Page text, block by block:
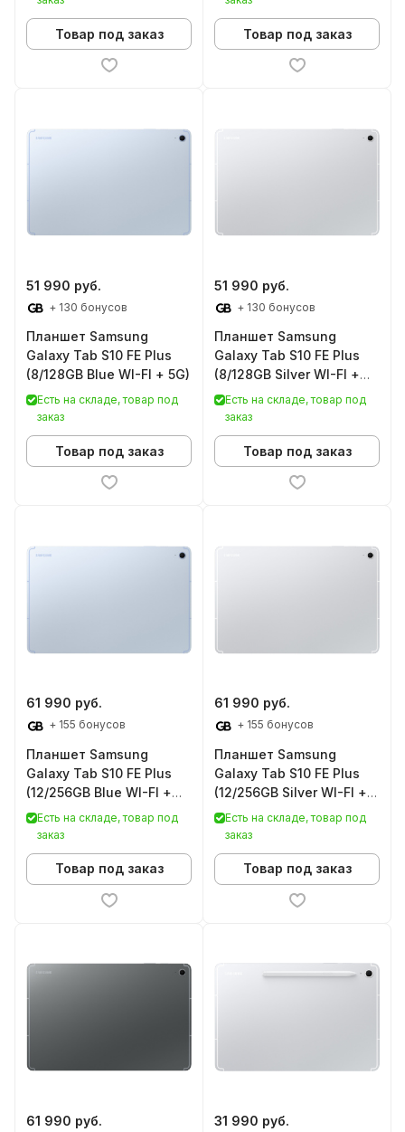
Товар под заказ Товар под заказ
51 990 руб.
+ 130 бонусов
Планшет Samsung
Galaxy Tab S10 FE Plus
(8/128GB Blue WI-FI + 5G)
Есть на складе, товар под
заказ
Товар под заказ
51 990 руб.
+ 130 бонусов
Планшет Samsung
Galaxy Tab S10 FE Plus
(8/128GB Silver WI-FI +
5G)Есть на складе, товар под
заказ
Товар под заказ
61 990 руб.
+ 155 бонусов
Планшет Samsung
Galaxy Tab S10 FE Plus
(12/256GB Blue WI-FI +
5G)Есть на складе, товар под
заказ
Товар под заказ
61 990 руб.
+ 155 бонусов
Планшет Samsung
Galaxy Tab S10 FE Plus
(12/256GB Silver WI-FI +
5G)Есть на складе, товар под
заказ
Товар под заказ
61 990 руб. 31 990 руб.